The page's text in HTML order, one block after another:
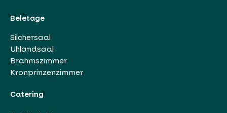
Beletage
Silchersaal
Uhlandsaal
Brahmszimmer
Kronprinzenzimmer
Catering